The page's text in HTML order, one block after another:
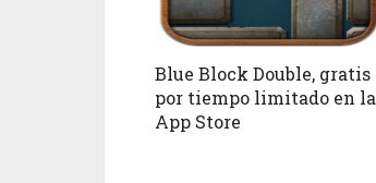
Blue Block Double, gratis
por tiempo limitado en la
App Store